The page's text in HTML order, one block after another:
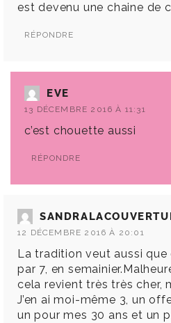
est devenu une chaine de
RÉPONDRE
EVE
13 DÉCEMBRE 2016 À 11:31
c’est chouette aussi
RÉPONDRE
12 DÉCEMBRE 2016 À 20:01
La tradition veut aussi
par 7, en
cela revient très très cher,
J’en ai moi-même 3, un
un pour mes 30 ans et un